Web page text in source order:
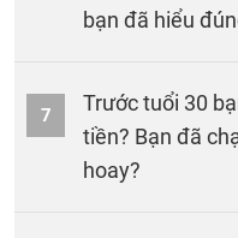
bạn đã hiểu
7
Trước tuổi 30
tiền? Bạn đã
hoay?